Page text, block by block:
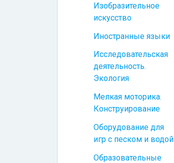
Изобразительное
искусство
Иностранные языки
Исследовательская
деятельность.
Экология
Мелкая моторика.
Конструирование
Оборудование для
игр с песком и водой
Образовательные